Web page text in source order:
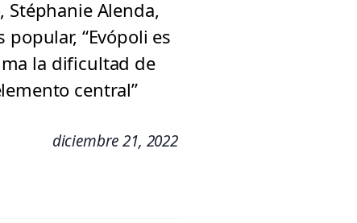
Stéphanie Alenda,
“Evópoli es
la dificultad de
central”
diciembre 21, 2022